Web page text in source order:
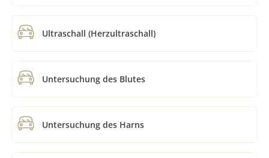
Ultraschall (Herzultraschall)
Untersuchung des Blutes
Untersuchung des Harns